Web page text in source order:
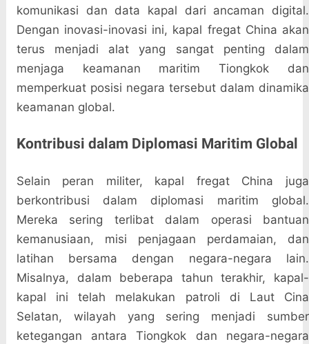
komunikasi dan data kapal dari ancaman digital.
Dengan inovasi-inovasi ini, kapal fregat China akan
terus menjadi alat yang sangat penting dalam
menjaga keamanan maritim Tiongkok dan
memperkuat posisi negara tersebut dalam dinamika
keamanan global.
Kontribusi dalam Diplomasi Maritim Global
Selain peran militer, kapal fregat China juga
berkontribusi dalam diplomasi maritim global.
Mereka sering terlibat dalam operasi bantuan
kemanusiaan, misi penjagaan perdamaian, dan
latihan bersama dengan negara-negara lain.
Misalnya, dalam beberapa tahun terakhir, kapal-
kapal ini telah melakukan patroli di Laut Cina
Selatan, wilayah yang sering menjadi sumber
ketegangan antara Tiongkok dan negara-negara